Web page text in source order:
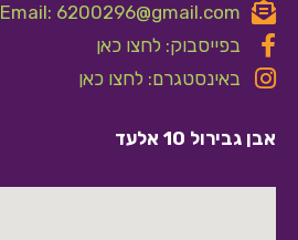
Email: 6200296@gmail.com
בפייסבוק: לחצו כאן
באינסטגרם: לחצו כאן
אבן גבירול 10 אלעד